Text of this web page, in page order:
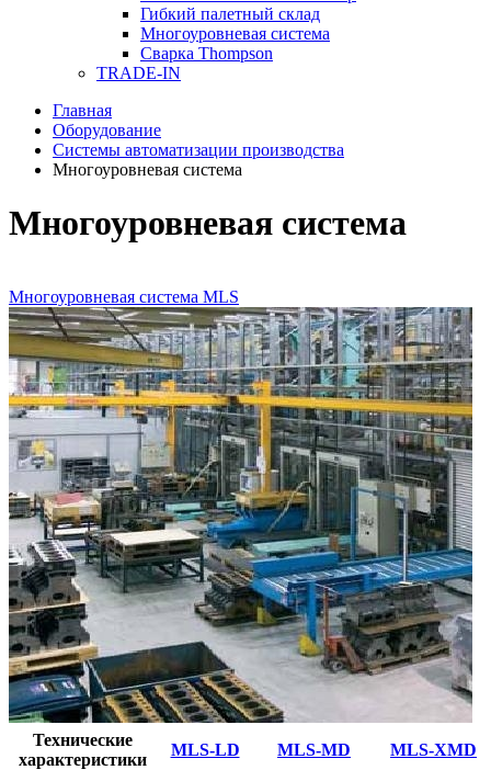
Гибкий палетный склад
Многоуровневая система
Сварка Thompson
TRADE-IN
Главная
Оборудование
Системы автоматизации производства
Многоуровневая система
Многоуровневая система
Многоуровневая система MLS
Технические
характеристики
MLS-LD MLS-MD
MLS-XMD